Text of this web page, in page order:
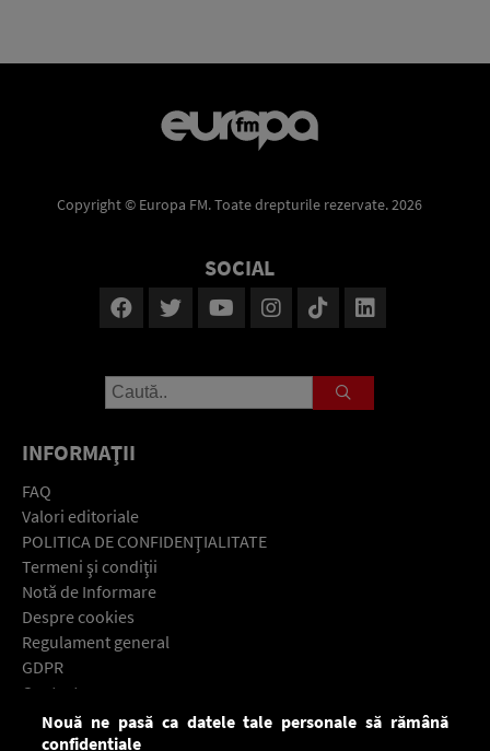
Copyright © Europa FM. Toate drepturile rezervate. 2026
SOCIAL
INFORMAŢII
FAQ
Valori editoriale
POLITICA DE CONFIDENŢIALITATE
Termeni şi condiţii
Notă de Informare
Despre cookies
Regulament general
GDPR
Contact
Descarcă gratuit aplicaţia Europa FM pentru smartphone:
Nouă ne pasă ca datele tale personale să rămână
confidențiale